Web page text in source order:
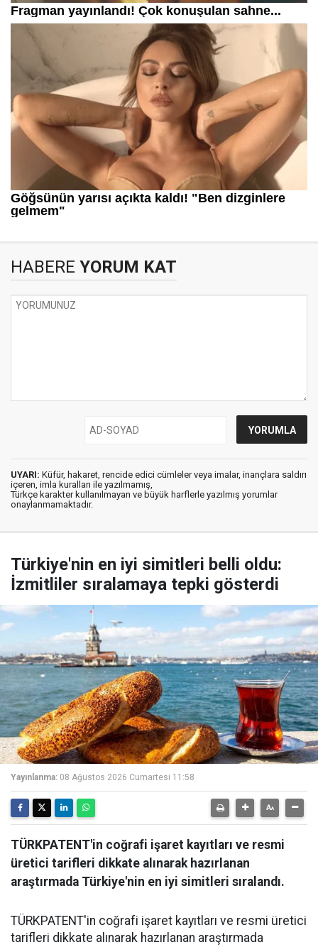
HABERE YORUM KAT
UYARI: Küfür, hakaret, rencide edici cümleler veya imalar, inançlara saldırı
içeren, imla kuralları ile yazılmamış,
Türkçe karakter kullanılmayan ve büyük harflerle yazılmış yorumlar
onaylanmamaktadır.
Türkiye'nin en iyi simitleri belli oldu:
İzmitliler sıralamaya tepki gösterdi
Yayınlanma: 08 Ağustos 2026 Cumartesi 11:58
TÜRKPATENT'in coğrafi işaret kayıtları ve resmi
üretici tarifleri dikkate alınarak hazırlanan
araştırmada Türkiye'nin en iyi simitleri sıralandı.
TÜRKPATENT'in coğrafi işaret kayıtları ve resmi üretici
tarifleri dikkate alınarak hazırlanan araştırmada